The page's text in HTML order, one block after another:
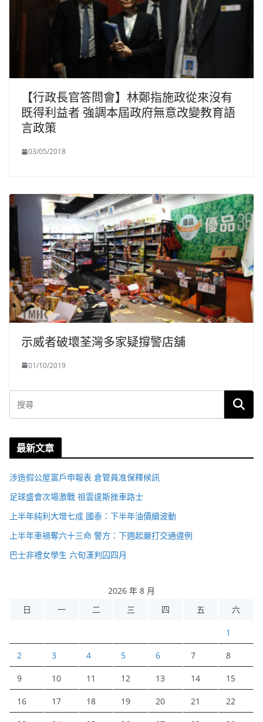
【行政長官答問會】林鄭指施政從來沒有
既得利益者 強調本屆政府無意改變教育語
言政策
03/05/2018
示威者破壞荃灣多家疑撐警店舖
01/10/2019
最新文章
涉造假公屋富戶申報表 倉管員准保釋候訊
足球盛會次場激戰 祖雲達斯挫車路士
上半年純利大增七成 國泰：下半年油價續波動
上半年車禍奪六十三命 警方：下週起嚴打交通違例
巴士非禮女學生 六旬漢判囚四月
2026 年 8 月
日
一 二 三 四 五 六
1
2 3 4 5 6 7 8
9 10 11 12 13 14 15
16 17 18 19 20 21 22